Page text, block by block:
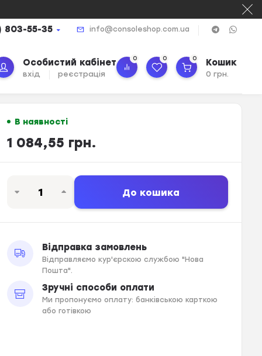
803-55-35 info@consoleshop.com.ua
Особистий кабінет
вхід реєстрація
0 0 0 Кошик
0 грн.
В наявності
1 084,55 грн.
До кошика
Відправка замовлень
Відправляємо кур'єрскою службою "Нова
Пошта".
Зручні способи оплати
Ми пропонуємо оплату: банківською карткою
або готівкою